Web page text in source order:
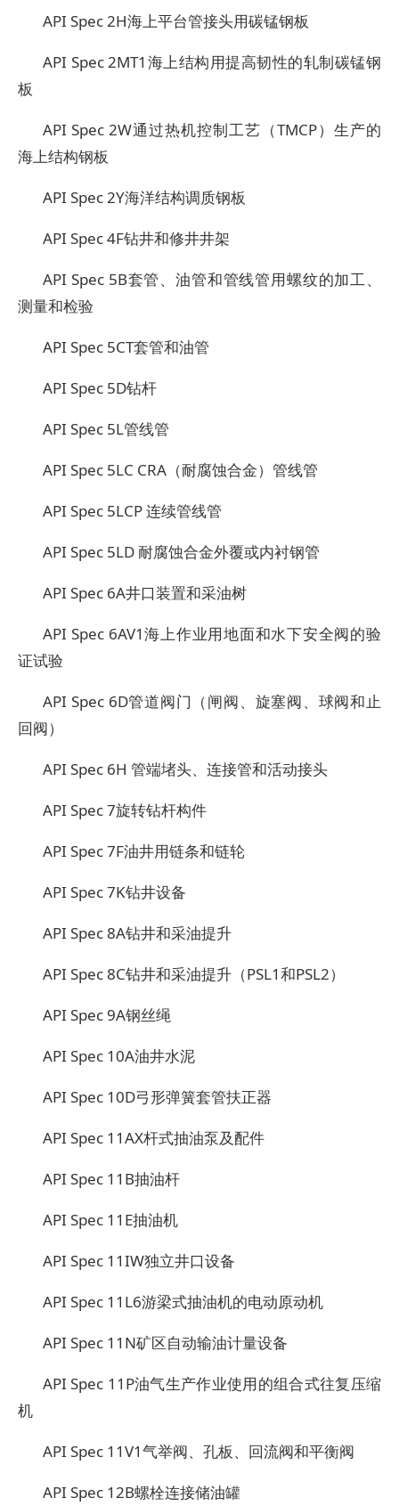
API Spec 2H海上平台管接头用碳锰钢板
API Spec 2MT1 海上结构用提高韧性的轧制碳锰钢
板
API Spec 2W通过热机控制工艺（TMCP）生产的
海上结构钢板
API Spec 2Y海洋结构调质钢板
API Spec 4F钻井和修井井架
API Spec 5B套管、油管和管线管用螺纹的加工、
测量和检验
API Spec 5CT套管和油管
API Spec 5D钻杆
API Spec 5L管线管
API Spec 5LC CRA （耐腐蚀合金）管线管
API Spec 5LCP连续管线管
API Spec 5LD 耐腐蚀合金外覆或内衬钢管
API Spec 6A井口装置和采油树
API Spec 6AV1海上作业用地面和水下安全阀的验
证试验
API Spec 6D管道阀门（闸阀、旋塞阀、球阀和止
回阀）
API Spec 6H 管端堵头、连接管和活动接头
API Spec 7旋转钻杆构件
API Spec 7F油井用链条和链轮
API Spec 7K钻井设备
API Spec 8A钻井和采油提升
API Spec 8C钻井和采油提升（PSL1和PSL2）
API Spec 9A钢丝绳
API Spec 10A油井水泥
API Spec 10D弓形弹簧套管扶正器
API Spec 11AX杆式抽油泵及配件
API Spec 11B抽油杆
API Spec 11E抽油机
API Spec 11IW独立井口设备
API Spec 11L6游梁式抽油机的电动原动机
API Spec 11N矿区自动输油计量设备
API Spec 11P油气生产作业使用的组合式往复压缩
机
API Spec 11V1气举阀、孔板、回流阀和平衡阀
API Spec 12B螺栓连接储油罐